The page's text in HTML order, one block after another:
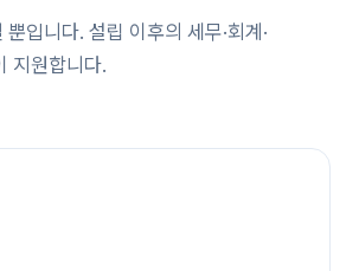
입니다. 설립 이후의 세무·회계·
지원합니다.